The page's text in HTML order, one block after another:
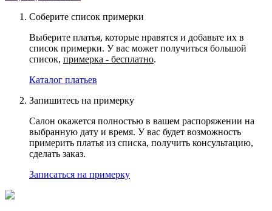
Соберите список примерки
Выберите платья, которые нравятся и добавьте их в
список примерки. У вас может получиться большой
список, примерка - бесплатно.
Каталог платьев
Запишитесь на примерку
Салон окажется полностью в вашем распоряжении на
выбранную дату и время. У вас будет возможность
примерить платья из списка, получить консультацию,
сделать заказ.
Записаться на примерку